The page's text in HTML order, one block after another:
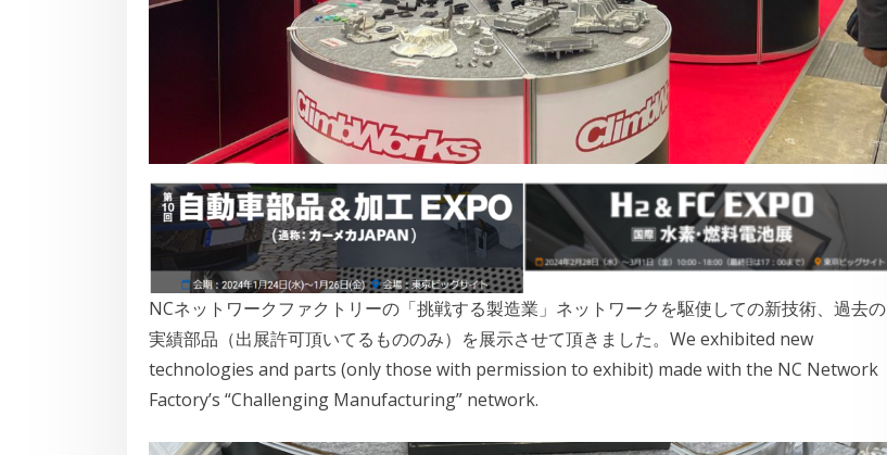
NCネットワークファクトリーの「挑戦する製造業」ネットワークを駆使しての新技術、過去の
実績部品（出展許可頂いてるもののみ）を展示させて頂きました。We exhibited new
technologies and parts (only those with permission to exhibit) made with the NC Network
Factory’s “Challenging Manufacturing” network.